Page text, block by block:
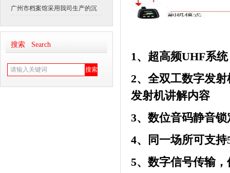
广州市档案馆采用我司生产的沉
搜索 Search
1、 超高频UHF系
2、全双工数字发
发射机讲解内容
3、 数位音码静音
4、同一场所可支持
5、数字信号传输